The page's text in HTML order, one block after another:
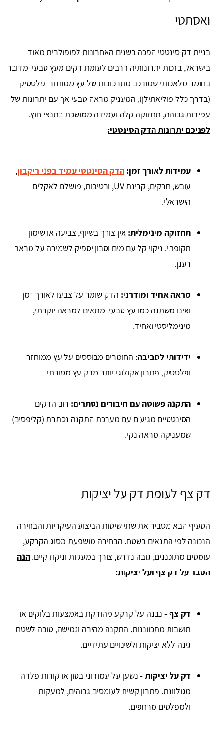
ואסתטי
בניית דק סינטטי הפכה בשנים האחרונות לפופולרית מאוד
בישראל, בזכות יתרונותיה הרבים לעומת דקים מעץ טבעי. מדובר
בחומר מלאכותי שמורכב מתרכובות של עץ ממוחזר ופלסטיק
(בדרך כלל פוליאתילן), המעניק מראה טבעי אך עם יתרונות של
עמידות גבוהה, תחזוקה קלה ועמידה ממושכת בתנאי חוץ.
לפניכם יתרונות הדק הסינטטי:
עמידות לאורך זמן: הדק הסינטטי עמיד בפני ריקבון,
עובש, חרקים, קרינת UV, ורטיבות, מושלם לאקלים
הישראלי.
תחזוקה מינימלית: אין צורך בשיוף, צביעה או שימון
תקופתי. ניקוי קל עם מים וסבון יספיק לשמירה על מראה
רענן.
מראה אחיד ומודרני: הדק שומר על צבעו לאורך זמן
ואינו משתנה כמו עץ טבעי. מתאים למראה יוקרתי,
מינימליסטי ואחיד.
ידידותי לסביבה: החומרים מבוססים על עץ ממוחזר
ופלסטיק, פתרון אקולוגי יותר מדק עץ מסורתי.
התקנה פשוטה עם חיבורים נסתרים: רוב הדקים
הסינטטיים מגיעים עם מערכת התקנה נסתרת (קליפסים)
שמעניקה מראה נקי.
דק צף לעומת דק על יציקות
הסעיף הבא מסביר את שתי שיטות הביצוע העיקריות והבחירה
הנכונה לפי התנאים בשטח. הבחירה מושפעת מסוג הקרקע,
עומסים מתוכננים, גובה נדרש, צורך במעקות וניקוז קיים. הנה
הסבר על דק צף ועל יציקות:
דק צף - נבנה על קרקע מהודקת באמצעות בלוקים או
תושבות מתכווננות. התקנה מהירה וגמישה, טובה לשטחי
גינה ללא יציקות ולשינויים עתידיים.
דק על יציקות - נשען על עמודוני בטון או קורות פלדה
מגולוונת. פתרון קשיח לעומסים גבוהים, למעקות
ולמפלסים מרחפים.